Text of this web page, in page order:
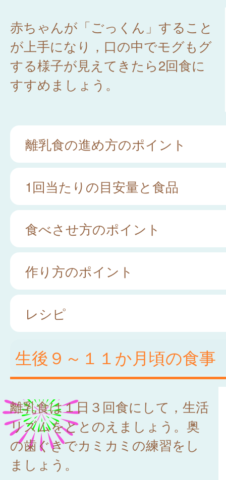
赤ちゃんが「ごっくん」すること
が上手になり，口の中でモグもグ
する様子が見えてきたら2回食に
すすめましょう。
離乳食の進め方のポイント
1回当たりの目安量と食品
食べさせ方のポイント
作り方のポイント
レシピ
生後９～１１か月頃の食事
離乳食は１日３回食にして，生活
リズムをととのえましょう。奥
の歯ぐきでカミカミの練習をし
ましょう。